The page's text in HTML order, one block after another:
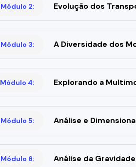
Módulo 2: Evolução dos
Módulo 3: A Diversidade dos
Módulo 4: Explorando a
Módulo 5: Análise e
Módulo 6: Análise da